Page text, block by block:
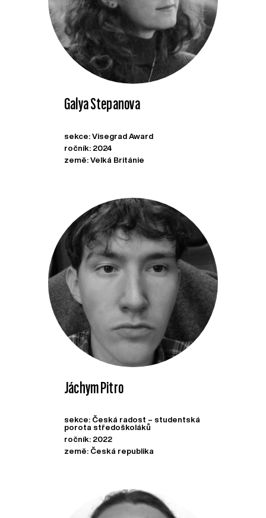
Galya Stepanova
sekce: Visegrad Award
ročník: 2024
země: Velká Británie
Jáchym Pitro
sekce: Česká radost – studentská
porota středoškoláků
ročník: 2022
země: Česká republika